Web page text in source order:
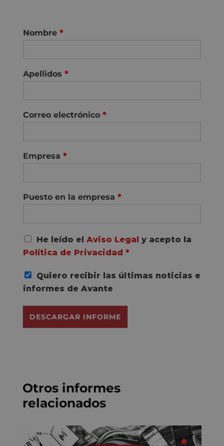
Nombre *
Apellidos *
Correo electrónico *
Empresa *
Puesto en la empresa *
A
c
u
r
d
R
P
He leído el Aviso Legal y acepto la
Política de Privacidad *
Quiero recibir las últimas noticias e
informes de Avante
DESCARGAR INFORME
Otros informes
relacionados